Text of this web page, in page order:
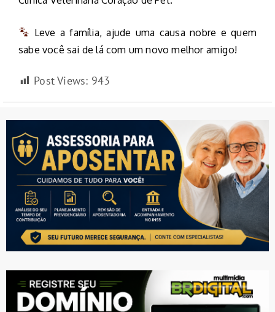
Leve a família, ajude uma causa nobre e quem
sabe você sai de lá com um novo melhor amigo!
Post Views: 943